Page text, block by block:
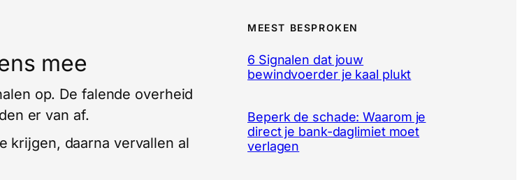
mee
op. De falende overheid
er van af.
krijgen, daarna vervallen al
MEEST BESPROKEN
6 Signalen dat jouw
bewindvoerder je kaal plukt
Beperk de schade: Waarom je
direct je bank-daglimiet moet
verlagen